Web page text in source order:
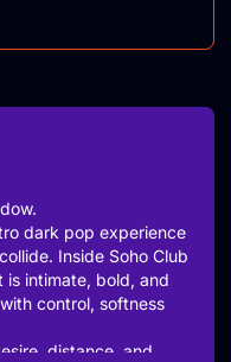
dark pop experience
Inside Soho Club
intimate, bold, and
control, softness
distance, and